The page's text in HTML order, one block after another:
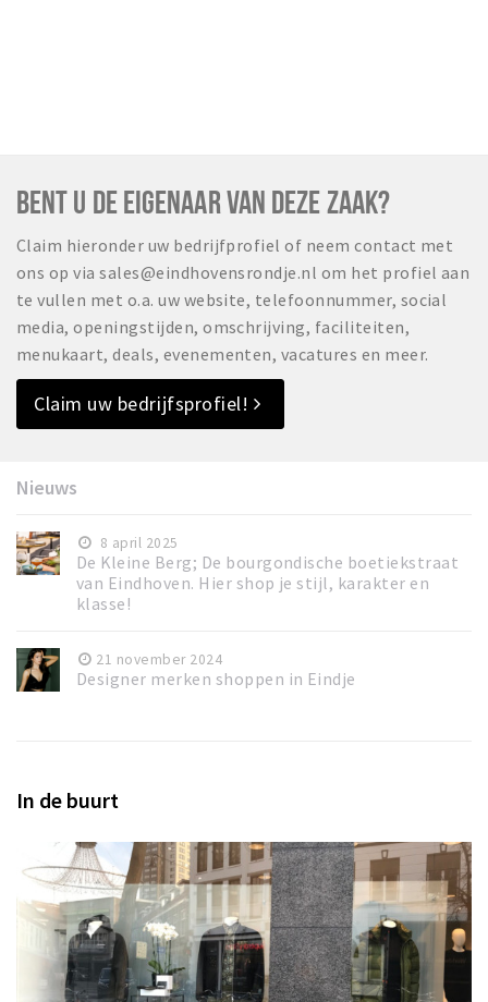
BENT U DE EIGENAAR VAN DEZE ZAAK?
Claim hieronder uw bedrijfprofiel of neem contact met
ons op via sales@eindhovensrondje.nl om het profiel aan
te vullen met o.a. uw website, telefoonnummer, social
media, openingstijden, omschrijving, faciliteiten,
menukaart, deals, evenementen, vacatures en meer.
Claim uw bedrijfsprofiel!
Nieuws
8 april 2025
De Kleine Berg; De bourgondische boetiekstraat
van Eindhoven. Hier shop je stijl, karakter en
klasse!
21 november 2024
Designer merken shoppen in Eindje
In de buurt